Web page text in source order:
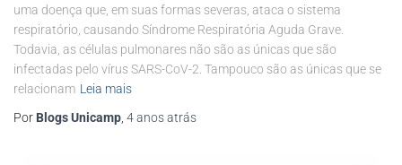
uma doença que, em suas formas severas, ataca o sistema
respiratório, causando Síndrome Respiratória Aguda Grave.
Todavia, as células pulmonares não são as únicas que são
infectadas pelo vírus SARS-CoV-2. Tampouco são as únicas que se
relacionam Leia mais
Por Blogs Unicamp 4 anosatrás